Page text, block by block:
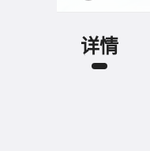
详情